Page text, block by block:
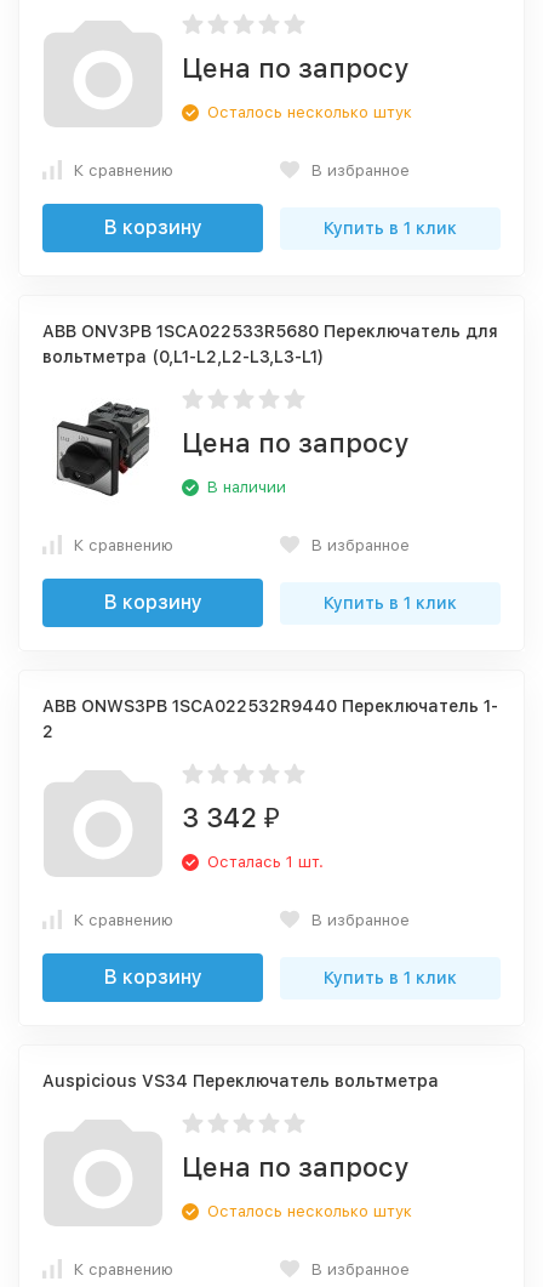
Цена по запросу
Осталось несколько штук
К сравнению В избранное
В корзину Купить в 1 клик
ABB ONV3PB 1SCA022533R5680 Переключатель для
вольтметра (0,L1-L2,L2-L3,L3-L1)
Цена по запросу
В наличии
К сравнению В избранное
В корзину Купить в 1 клик
ABB ONWS3PB 1SCA022532R9440 Переключатель 1-
2
3 342 ₽
Осталась 1 шт.
К сравнению В избранное
В корзину Купить в 1 клик
Auspicious VS34 Переключатель вольтметра
Цена по запросу
Осталось несколько штук
К сравнению В избранное